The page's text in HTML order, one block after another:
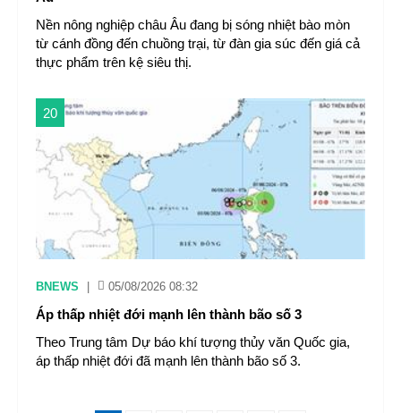
Nền nông nghiệp châu Âu đang bị sóng nhiệt bào mòn
từ cánh đồng đến chuồng trại, từ đàn gia súc đến giá cả
thực phẩm trên kệ siêu thị.
20
BNEWS 05/08/2026 08:32
Áp thấp nhiệt đới mạnh lên thành bão số 3
Theo Trung tâm Dự báo khí tượng thủy văn Quốc gia,
áp thấp nhiệt đới đã mạnh lên thành bão số 3.